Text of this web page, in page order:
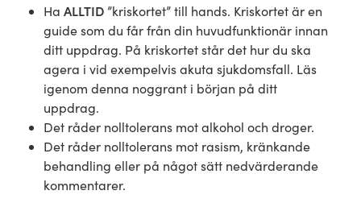
Ha ALLTID”kriskortet” till hands. Kriskortet är en
guide som du får från din huvudfunktionär innan
ditt uppdrag. På kriskortet står det hur du ska
agera i vid exempelvis akuta sjukdomsfall. Läs
igenom denna noggrant i början på ditt
uppdrag.
Det råder nolltolerans mot alkohol och droger.
Det råder nolltolerans mot rasism, kränkande
behandling eller på något sätt nedvärderande
kommentarer.